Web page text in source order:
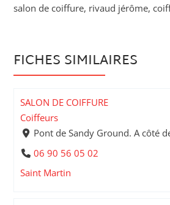
salon de coiffure, rivaud jérôme,
FICHES SIMILAIRES
SALON DE COIFFURE
Coiffeurs
Pont de Sandy Ground. A côté
06 90 56 05 02
Saint Martin